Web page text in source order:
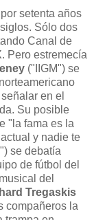
setenta años
Sólo dos
Canal de
Pero estremecía
("IIGM") se
en el
Su posible
"la fama es la
y nadie te
se debatía
de fútbol del
del
Tregaskis
compañeros la